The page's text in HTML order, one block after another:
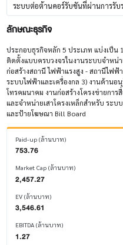
ระบบต่อต้านคอร์รับชันที่ผ่านการรับ
ลักษณะธุรกิจ
ประกอบธุรกิจหลัก 5 ประเภท แบ่งเป็น
ติดตั้งแบบครบวงจรในงานระบบจำหน่
ก่อสร้างสถานี ไฟฟ้าแรงสูง - สถานีไฟ
ระบบไฟฟ้าและเครื่องกล 3) งานด้านอ
โทรคมนาคม งานก่อสร้างโครงข่ายก
และจำหน่ายเสาโครงเหล็กสำหรับ ระ
และป้ายโฆษณา Bill Board
Paid-up (ล้านบาท)
753.76
Market Cap (ล้านบาท)
2,457.27
EV (ล้านบาท)
3,546.61
EBITDA (ล้านบาท)
1.27